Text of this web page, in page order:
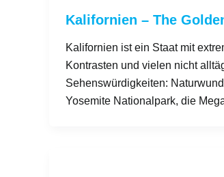
Kalifornien – The
Kalifornien ist ein Staat mit
Kontrasten und vielen nicht
Sehenswürdigkeiten:
Yosemite Nationalpark, die